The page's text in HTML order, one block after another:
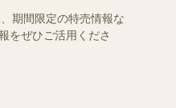
期間限定の特売情報な
をぜひご活用くださ